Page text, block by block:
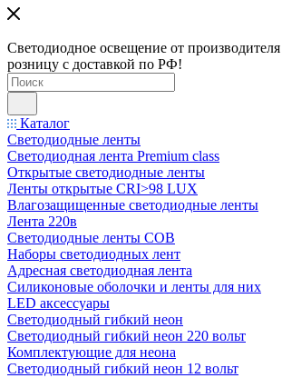
Светодиодное освещение от
розницу с доставкой по РФ!
Каталог
Светодиодные ленты
Светодиодная лента Premium class
Открытые светодиодные ленты
Ленты открытые CRI>98 LUX
Влагозащищенные светодиодные ленты
Лента 220в
Светодиодные ленты COB
Наборы светодиодных лент
Адресная светодиодная лента
Силиконовые оболочки и ленты для них
LED аксессуары
Светодиодный гибкий неон
Светодиодный гибкий неон 220 вольт
Комплектующие для неона
Светодиодный гибкий неон 12 вольт